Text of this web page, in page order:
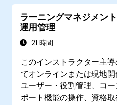
ラーニングマネジメン
運用管理
21 時間
このインストラクター主
てオンラインまたは現地
ユーザー・役割管理、コ
ポート機能の操作、資格